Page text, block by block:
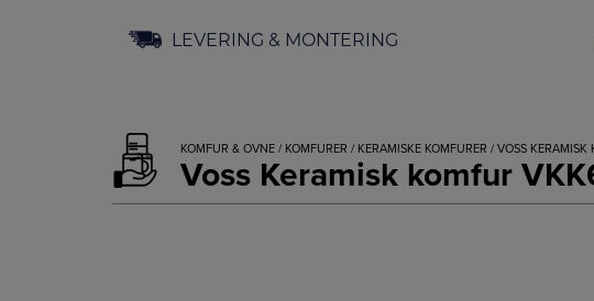
LEVERING & MONTERING
KOMFUR & OVNE / KOMFURER / KERAMISKE KOMFURER / VOSS KERAMISK
Voss Keramisk komfur